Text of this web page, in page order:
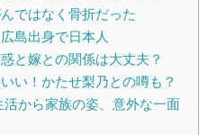
ではなく骨折だった
島出身で日本人
と嫁との関係は大丈夫？
い！かたせ梨乃との噂も？
から家族の姿、意外な一面